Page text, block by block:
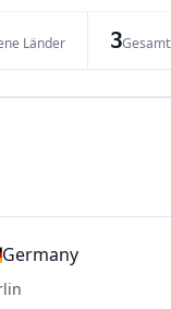
Länder 3
Germany